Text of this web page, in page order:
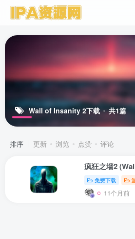
Wall of Insanity 2下载 共1篇
排序 更新 浏览 点赞 评论
疯狂之墙2
免费下载
11个月前